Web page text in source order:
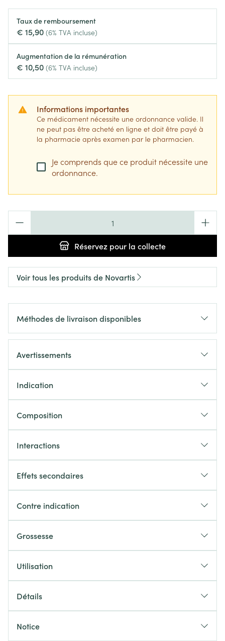
Taux de remboursement
€ 15,90 (6% TVA incluse)
Augmentation de la rémunération
€ 10,50 (6% TVA incluse)
Informations importantes
Ce médicament nécessite une ordonnance valide. Il
ne peut pas être acheté en ligne et doit être payé à
la pharmacie après examen par le pharmacien.
Je comprends que ce produit nécessite une
ordonnance.
Réservez pour la collecte
Voir tous les produits de Novartis
Méthodes de livraison disponibles
Avertissements
Indication
Composition
Interactions
Effets secondaires
Contre indication
Grossesse
Utilisation
Détails
Notice